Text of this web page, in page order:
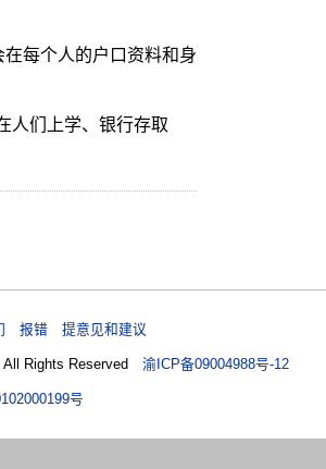
每个人的户口资料和身
人们上学、银行存取
报错 提意见和建议
Rights Reserved 渝ICP备09004988号-12
号